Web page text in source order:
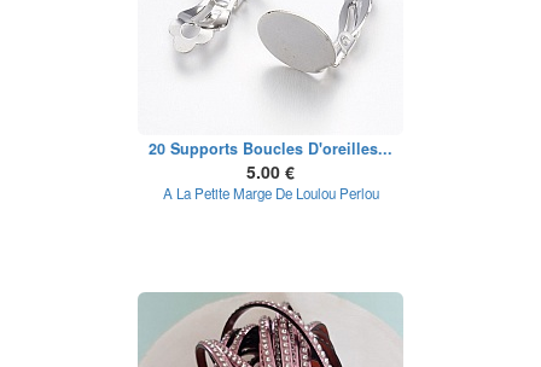
20 Supports Boucles D'oreilles...
5.00 €
A La Petite Marge De Loulou Perlou